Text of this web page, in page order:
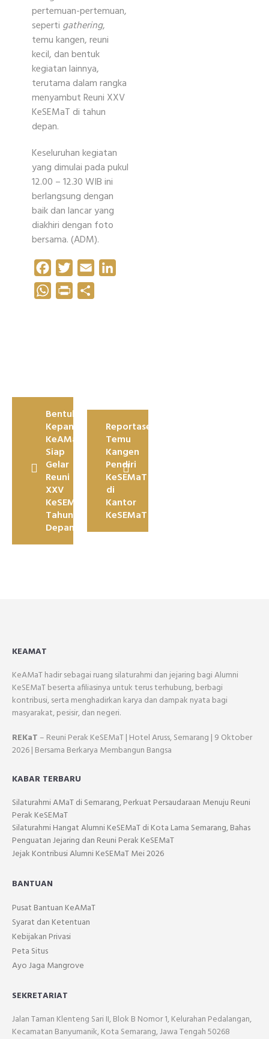
pertemuan-pertemuan,
seperti gathering,
temu kangen, reuni
kecil, dan bentuk
kegiatan lainnya,
terutama dalam rangka
menyambut Reuni XXV
KeSEMaT di tahun
depan.
Keseluruhan kegiatan
yang dimulai pada pukul
12.00 – 12.30 WIB ini
berlangsung dengan
baik dan lancar yang
diakhiri dengan foto
bersama. (ADM).
FacebookTwitterEmail
WhatsApp
Print
Navigasi
Bentuk
Kepanitiaan,
KeAMaT
Siap
Gelar
Reuni
XXV
KeSEMaT
Tahun
Depan
Reportase
Temu
Kangen
Pendiri
KeSEMaT
di
Kantor
KeSEMaT
KEAMAT
KeAMaT hadir sebagai ruang silaturahmi dan jejaring bagi Alumni
KeSEMaT beserta afiliasinya untuk terus terhubung, berbagi
kontribusi, serta menghadirkan karya dan dampak nyata bagi
masyarakat, pesisir, dan negeri.
REKaT – Reuni Perak KeSEMaT | Hotel Aruss, Semarang | 9 Oktober
2026 | Bersama Berkarya Membangun Bangsa
KABAR TERBARU
Silaturahmi AMaT di Semarang, Perkuat Persaudaraan Menuju Reuni
Perak KeSEMaT
Silaturahmi Hangat Alumni KeSEMaT di Kota Lama Semarang, Bahas
Penguatan Jejaring dan Reuni Perak KeSEMaT
Jejak Kontribusi Alumni KeSEMaT Mei 2026
BANTUAN
Pusat Bantuan KeAMaT
Syarat dan Ketentuan
Kebijakan Privasi
Peta Situs
Ayo Jaga Mangrove
SEKRETARIAT
Jalan Taman Klenteng Sari II, Blok B Nomor 1, Kelurahan Pedalangan,
Kecamatan Banyumanik, Kota Semarang, Jawa Tengah 50268